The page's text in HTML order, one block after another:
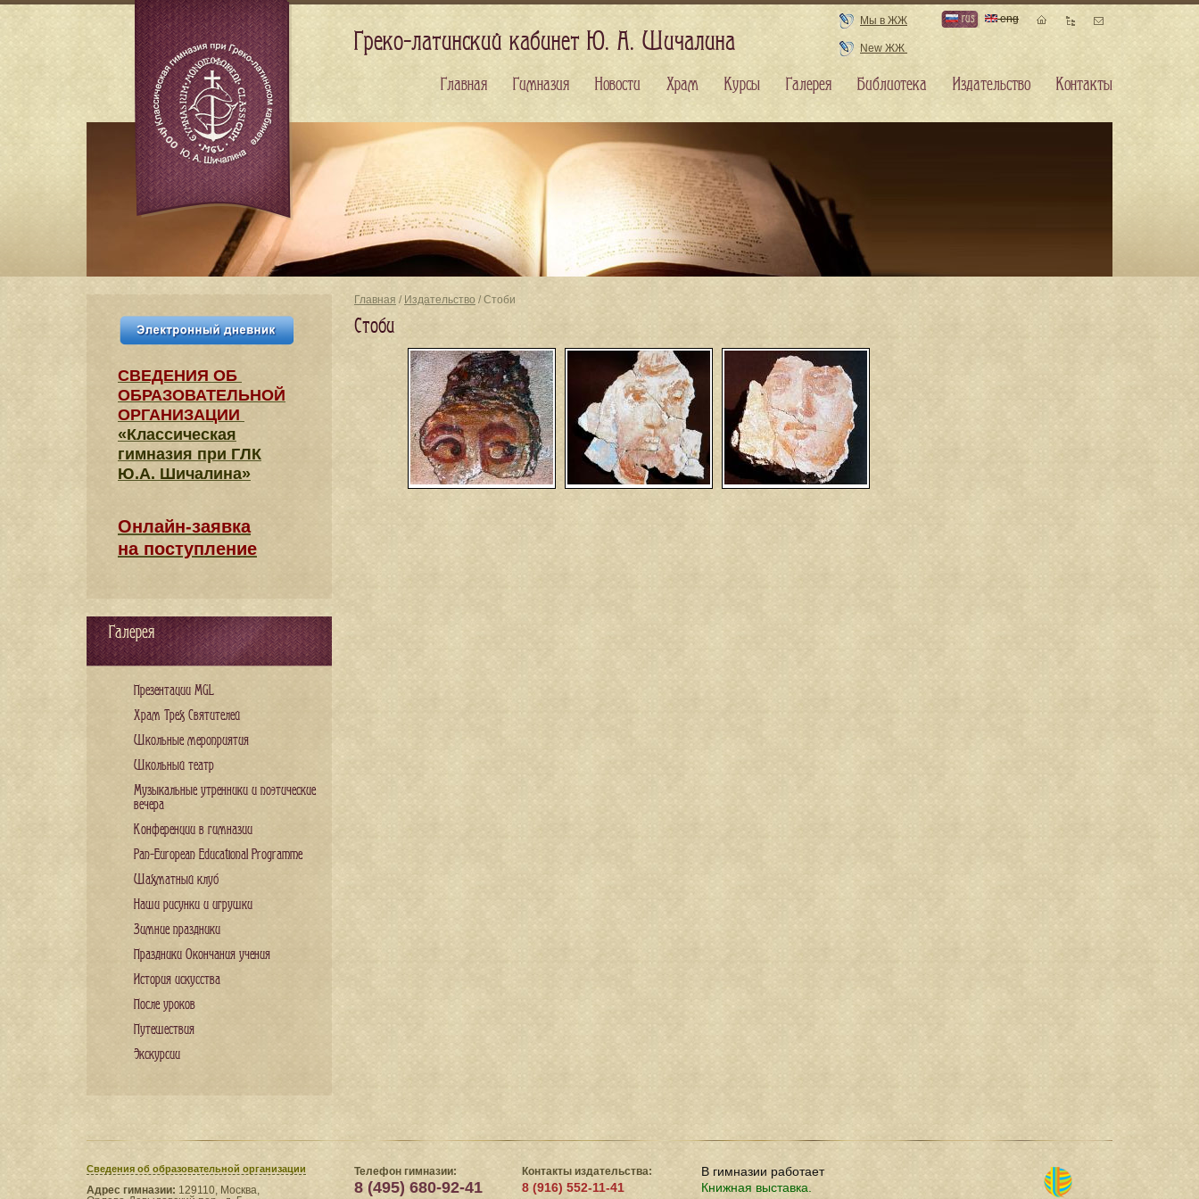
Главная / Издательство / Стоби
Стоби
СВЕДЕНИЯ​ ОБ
ОБРАЗОВАТЕЛЬНОЙ
ОРГАНИЗАЦИИ
«Классическая
гимназия при ГЛК
Ю.А. Шичалина»
Онлайн-заявка
на поступление
Галерея
Презентации MGL
Храм Трех Святителей
Школьные мероприятия
Школьный театр
Музыкальные утренники и поэтические
вечера
Конференции в гимназии
Pan-European Educational Programme
Шахматный клуб
Наши рисунки и игрушки
Зимние праздники
Праздники Окончания учения
История искусства
После уроков
Путешествия
Экскурсии
Сведения​ об образовательной организации
Адрес гимназии: 129110, Москва,
Телефон гимназии:
8 (495) 680-92-41
Контакты издательства:
8 (916) 552-11-41
В гимназии работает
Книжная выставка.
Греко-латинский кабинет Ю. А. Шичалина
Мы в ЖЖ
New ЖЖ
rus eng
Главная Гимназия Новости Храм Курсы Галерея Библиотека Издательство Контакты